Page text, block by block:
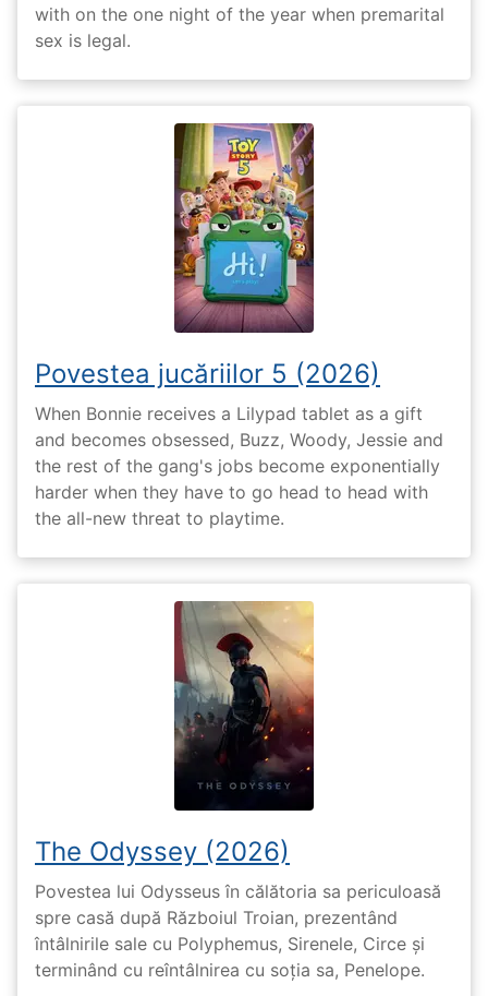
with on the one night of the year when premarital
sex is legal.
Povestea jucăriilor 5 (2026)
When Bonnie receives a Lilypad tablet as a gift
and becomes obsessed, Buzz, Woody, Jessie and
the rest of the gang's jobs become exponentially
harder when they have to go head to head with
the all-new threat to playtime.
The Odyssey (2026)
Povestea lui Odysseus în călătoria sa periculoasă
spre casă după Războiul Troian, prezentând
întâlnirile sale cu Polyphemus, Sirenele, Circe și
terminând cu reîntâlnirea cu soția sa, Penelope.